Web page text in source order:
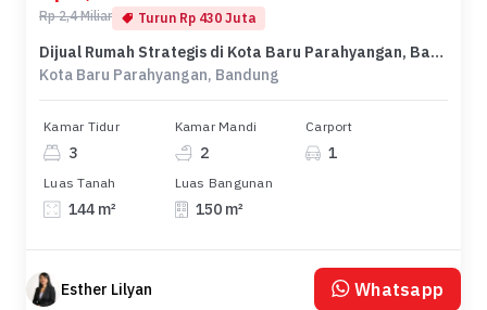
Rp 2,4 Miliar Turun Rp 430 Juta
Dijual Rumah Strategis di Kota Baru Parahyangan, Bandung - LT 144m²
Kota Baru Parahyangan, Bandung
Kamar Tidur
3
Kamar Mandi
2
Carport
1
Luas Tanah
144 m²
Luas Bangunan
150 m²
Esther Lilyan Whatsapp